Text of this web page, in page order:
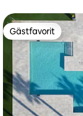
Gästfavorit
Gästfavorit